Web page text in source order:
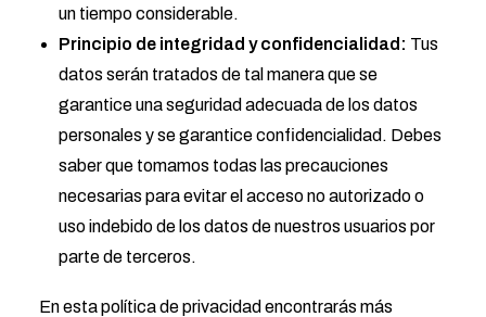
un tiempo considerable.
Principio de integridad y confidencialidad: Tus
datos serán tratados de tal manera que se
garantice una seguridad adecuada de los datos
personales y se garantice confidencialidad. Debes
saber que tomamos todas las precauciones
necesarias para evitar el acceso no autorizado o
uso indebido de los datos de nuestros usuarios por
parte de terceros.
En esta política de privacidad encontrarás más